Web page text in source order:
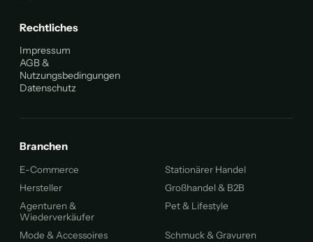
Rechtliches
Impressum
AGB &
Nutzungsbedingungen
Datenschutz
Branchen
E-Commerce
Stationärer Handel
Hersteller
Großhandel & B2B
Agenturen &
Wiederverkäufer
Pet & Lifestyle
Mode & Accessoires Schmuck & Gravuren